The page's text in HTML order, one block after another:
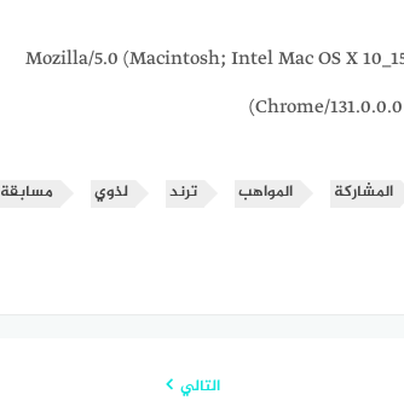
216.73.217.95 Mozilla/5.0 (Macintosh; Intel Mac
Chrome/
المشاركة المواهب ترند لذوي
مسابقة
التالي